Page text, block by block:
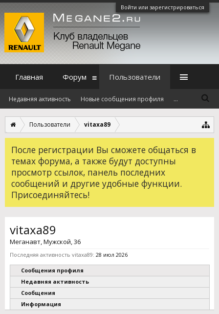
Войти или зарегистрироваться
Пользователи vitaxa89
После регистрации Вы сможете общаться в
темах форума, а также будут доступны
просмотр ссылок, панель последних
сообщений и другие удобные функции.
Присоединяйтесь!
vitaxa89
Меганавт, Мужской, 36
Последняя активность vitaxa89: 28 июл 2026
Сообщения профиля
Недавняя активность
Сообщения
Информация
Главная Форум Пользователи
Недавняя активность Новые сообщения профиля ...